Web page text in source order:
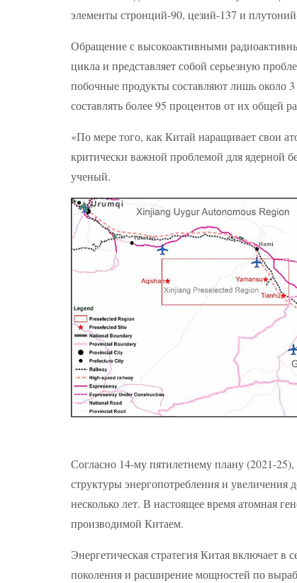
элементы стронций-90, цезий-137 и
Обращение с высокоактивными
цикла и представляет собой серьезную
побочные продукты составляют лишь около
составлять более 95 процентов от их общей
«По мере того, как Китай наращивает свои
критически важной проблемой для ядерной
ученый.
Согласно 14-му пятилетнему плану (2021-
структуры энергопотребления и
несколько лет. В настоящее время атомная
производимой Китаем.
Энергетическая стратегия Китая включает
поколения и расширение мощностей по